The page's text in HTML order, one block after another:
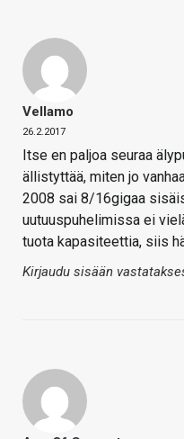
Vellamo
26.2.2017
Itse en paljoa seuraa
ällistyttää, miten jo
2008 sai 8/16gigaa
uutuuspuhelimissa ei
tuota kapasiteettia, siis
Kirjaudu sisään